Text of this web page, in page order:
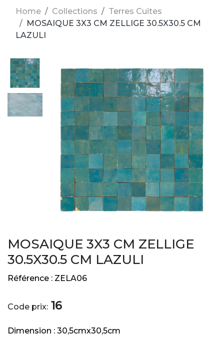
Home Collections
Terres Cuites
MOSAIQUE 3X3 CM ZELLIGE 30.5X30.5 CM
LAZULI
MOSAIQUE 3X3 CM ZELLIGE
30.5X30.5 CM LAZULI
Référence : ZELA06
Code prix: 16
Dimension : 30,5cmx30,5cm